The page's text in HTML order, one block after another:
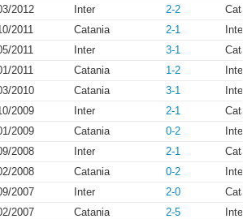
2012 Inter 2-2
2011 Catania 2-1
2011 Inter 3-1
2011 Catania 1-2
2010 Catania 3-1
2009 Inter 2-1
2009 Catania 0-2
2008 Inter 2-1
2008 Catania 0-2
2007 Inter 2-0
2007 Catania 2-5